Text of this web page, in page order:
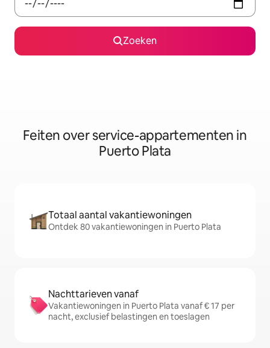
Zoeken
Feiten over service-appartementen in
Puerto Plata
Totaal aantal vakantiewoningen
Ontdek 80 vakantiewoningen in Puerto Plata
Nachttarieven vanaf
Vakantiewoningen in Puerto Plata vanaf € 17 per
nacht, exclusief belastingen en toeslagen